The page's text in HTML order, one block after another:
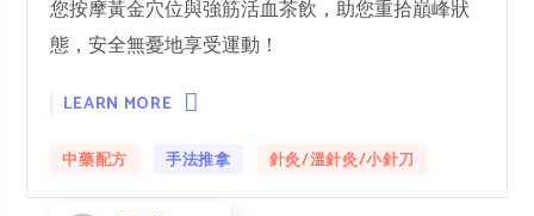
您按摩黃金穴位與強筋活血茶飲，助您重拾巔峰狀
態，安全無憂地享受運動！
LEARN MORE
中藥配方 手法推拿 針灸/溫針灸/小針刀